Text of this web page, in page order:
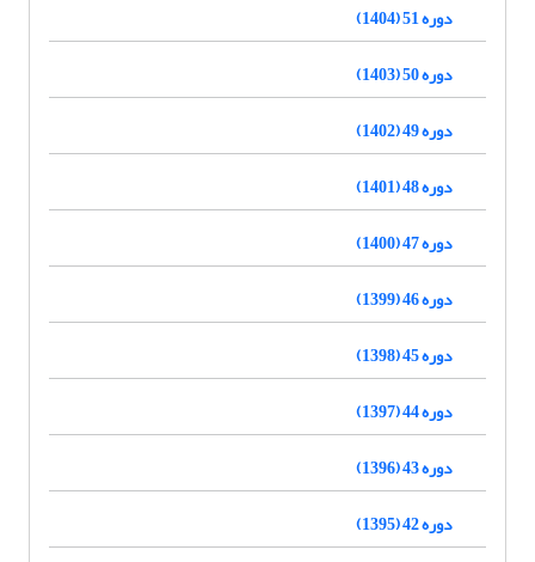
دوره 51 (1404)
دوره 50 (1403)
دوره 49 (1402)
دوره 48 (1401)
دوره 47 (1400)
دوره 46 (1399)
دوره 45 (1398)
دوره 44 (1397)
دوره 43 (1396)
دوره 42 (1395)